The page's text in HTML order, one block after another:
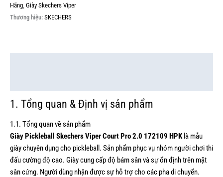
Hãng, Giày Skechers Viper
Thương hiệu: SKECHERS
1. Tổng quan & Định vị sản phẩm
1.1. Tổng quan về sản phẩm
Giày Pickleball Skechers Viper Court Pro 2.0 172109 HPKlà mẫu
giày chuyên dụng cho pickleball. Sản phẩm phục vụ nhóm người chơi thi
đấu cường độ cao. Giày cung cấp độ bám sân và sự ổn định trên mặt
sân cứng. Người dùng nhận được sự hỗ trợ cho các pha di chuyển.